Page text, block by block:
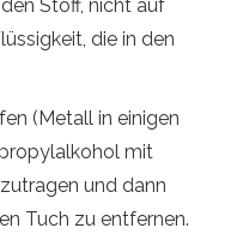
Stoff, nicht auf
die in den
(Metall in einigen
mit
und dann
Tuch zu entfernen.